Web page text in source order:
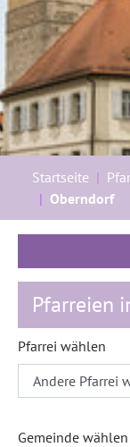
Startseite
Oberndorf
Pfarreien
Pfarrei wählen
Gemeinde wählen